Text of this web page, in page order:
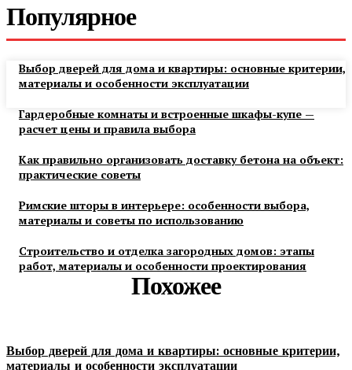
Популярное
Выбор дверей для дома и квартиры: основные критерии,
материалы и особенности эксплуатации
Гардеробные комнаты и встроенные шкафы-купе —
расчет цены и правила выбора
Как правильно организовать доставку бетона на объект:
практические советы
Римские шторы в интерьере: особенности выбора,
материалы и советы по использованию
Строительство и отделка загородных домов: этапы
работ, материалы и особенности проектирования
Похожее
Выбор дверей для дома и квартиры: основные критерии,
материалы и особенности эксплуатации